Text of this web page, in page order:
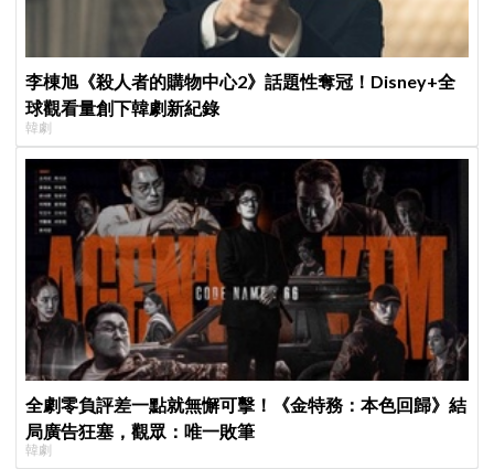
李棟旭《殺人者的購物中心2》話題性奪冠！Disney+全
球觀看量創下韓劇新紀錄
韓劇
全劇零負評差一點就無懈可擊！《金特務：本色回歸》結
局廣告狂塞，觀眾：唯一敗筆
韓劇